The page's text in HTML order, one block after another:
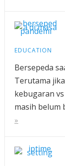
EDUCATION
Bersepeda
Terutama
kebugaran
masih belum
»